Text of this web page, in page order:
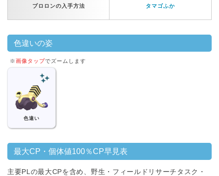
ブロロンの入手方法 タマゴふか
色違いの姿
※画像タップでズームします
色違い
最大CP・個体値100％CP早見表
主要PLの最大CPを含め、野生・フィールドリサーチタスク・